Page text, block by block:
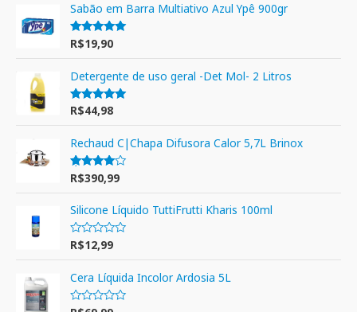
Sabão em Barra Multiativo Azul Ypê 900gr
Avaliação
5.00
de 5
R$19,90
Detergente de uso geral -Det Mol- 2 Litros
Avaliação
de 5
R$44,98
Rechaud C|Chapa Difusora Calor 5,7L Brinox
Avaliação
4.00
de 5
R$390,99
Silicone Líquido TuttiFrutti Kharis 100ml
A
l
i
a
R$12,99
Cera Líquida Incolor Ardosia 5L